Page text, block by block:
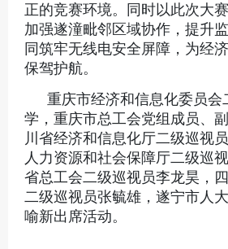
正的竞赛环境。同时以此次大
加强遂潼毗邻区域协作，提升
同筑牢无线电安全屏障，为经
保驾护航。
重庆市经济和信息化委员会
学，重庆市总工会党组成员、
川省经济和信息化厅二级巡视
人力资源和社会保障厅二级巡
省总工会二级巡视员李龙昊，
二级巡视员张毓雄，遂宁市人
喻新出席活动。